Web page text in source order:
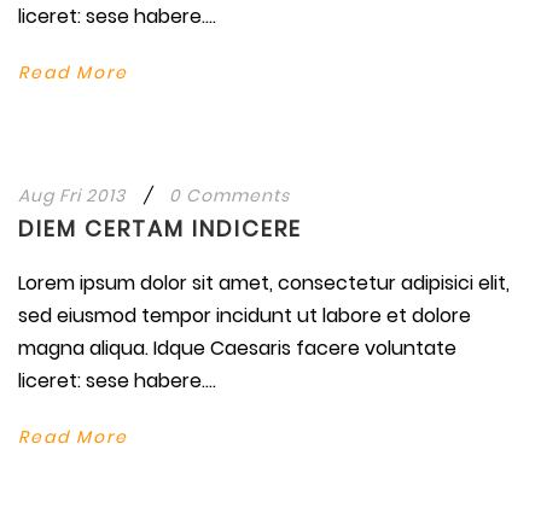
liceret: sese habere....
Read More
Aug Fri 2013 / 0 Comments
DIEM CERTAM INDICERE
Lorem ipsum dolor sit amet, consectetur adipisici elit,
sed eiusmod tempor incidunt ut labore et dolore
magna aliqua. Idque Caesaris facere voluntate
liceret: sese habere....
Read More